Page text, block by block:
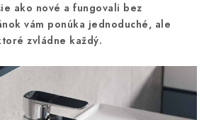
KÚTOM A
podmienky
Blog
GDPR
Kontakty
Predajňa Nitra
ako nové a fungovali bez
vám ponúka jednoduché, ale
zvládne každý.